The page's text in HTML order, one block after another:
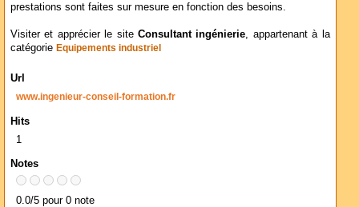
prestations sont faites sur mesure en fonction des besoins.
Visiter et apprécier le siteConsultant ingénierie, appartenant à la
catégorie Equipements industriel
Url
www.ingenieur-conseil-formation.fr
Hits
1
Notes
0.0/5 pour 0 note